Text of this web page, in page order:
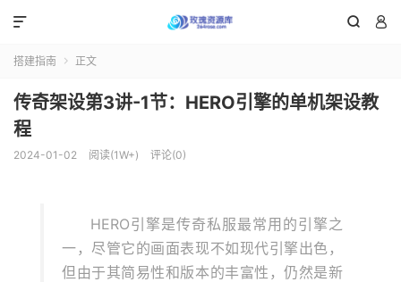
 

搭建指南  正文
传奇架设第3讲-1节：HERO引擎的单机架设教
程
2024-01-02 阅读(1W+) 评论(0)
HERO引擎是传奇私服最常用的引擎之
一，尽管它的画面表现不如现代引擎出色，
但由于其简易性和版本的丰富性，仍然是新